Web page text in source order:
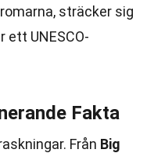
sträcker sig
ett UNESCO-
Fakta
Från Big